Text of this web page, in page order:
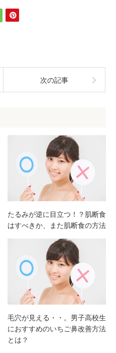
次の記事
たるみが逆に目立つ！？肌断食
はすべきか、また肌断食の方法
毛穴が見える・・。男子高校生
におすすめのいちご鼻改善方法
とは？